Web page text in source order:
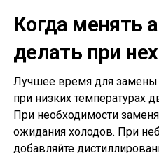
Когда менять
делать при
Лучшее время для замены
при низких температурах
При необходимости
ожидания холодов. При
добавляйте